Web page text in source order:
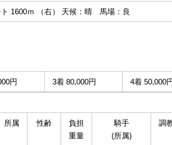
ト 1600ｍ （右） 天候：晴 馬場：良
円 3着 80,000円 4着 50,000
所属 性齢
負担
重量
騎手
(所属)
調